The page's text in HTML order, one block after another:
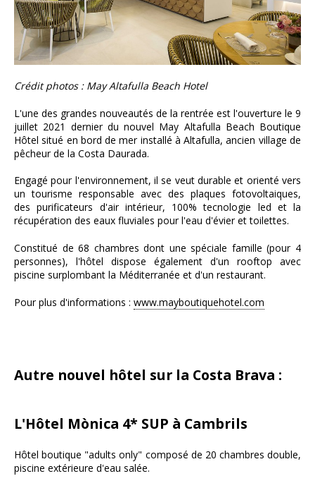
Crédit photos : May Altafulla Beach Hotel
L'une des grandes nouveautés de la rentrée est l'ouverture le 9
juillet 2021 dernier du nouvel May Altafulla Beach Boutique
Hôtel situé en bord de mer installé à Altafulla, ancien village de
pêcheur de la Costa Daurada.
Engagé pour l'environnement, il se veut durable et orienté vers
un tourisme responsable avec des plaques fotovoltaiques,
des purificateurs d'air intérieur, 100% tecnologie led et la
récupération des eaux fluviales pour l'eau d'évier et toilettes.
Constitué de 68 chambres dont une spéciale famille (pour 4
personnes), l'hôtel dispose également d'un rooftop avec
piscine surplombant la Méditerranée et d'un restaurant.
Pour plus d'informations : www.mayboutiquehotel.com
Autre nouvel hôtel sur la Costa Brava :
L'Hôtel Mònica 4* SUP à Cambrils
Hôtel boutique "adults only" composé de 20 chambres double,
piscine extérieure d'eau salée.